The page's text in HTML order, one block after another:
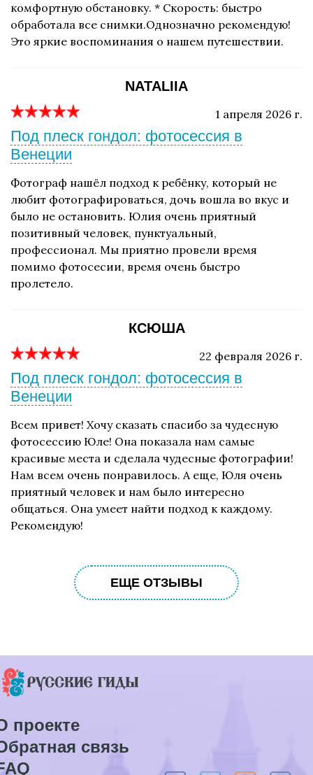
комфортную обстановку. * Скорость: быстро
обработала все снимки.Однозначно рекомендую!
Это яркие воспоминания о нашем путешествии.
NATALIIA
1 апреля 2026 г.
Под плеск гондол: фотосессия в
Венеции
Фотограф нашёл подход к ребёнку, который не
любит фотографироваться, дочь вошла во вкус и
было не остановить. Юлия очень приятный
позитивный человек, пунктуальный,
профессионал. Мы приятно провели время
помимо фотосесии, время очень быстро
пролетело.
КСЮША
22 февраля 2026 г.
Под плеск гондол: фотосессия в
Венеции
Всем привет! Хочу сказать спасибо за чудесную
фотосессию Юле! Она показала нам самые
красивые места и сделала чудесные фотографии!
Нам всем очень понравилось. А еще, Юля очень
приятный человек и нам было интересно
общаться. Она умеет найти подход к каждому.
Рекомендую!
ЕЩЕ ОТЗЫВЫ
проекте
связь